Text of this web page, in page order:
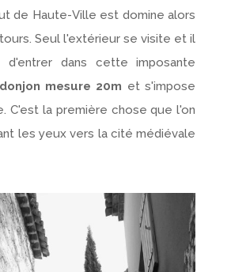
de Haute-Ville est domine alors
Seul l'extérieur se visite et il
d'entrer dans cette imposante
donjon mesure 20m et s'impose
C'est la première chose que l'on
les yeux vers la cité médiévale